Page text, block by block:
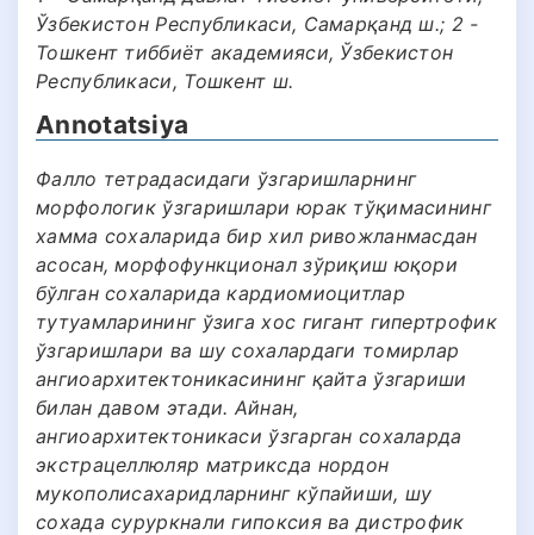
Ўзбекистон Республикаси, Самарқанд ш.; 2 -
Тошкент тиббиёт академияси, Ўзбекистон
Республикаси, Тошкент ш.
Annotatsiya
Фалло тетрадасидаги ўзгаришларнинг
морфологик ўзгаришлари юрак тўқимасининг
хамма сохаларида бир хил ривожланмасдан
асосан, морфофункционал зўриқиш юқори
бўлган сохаларида кардиомиоцитлар
тутуамларининг ўзига хос гигант гипертрофик
ўзгаришлари ва шу сохалардаги томирлар
ангиоархитектоникасининг қайта ўзгариши
билан давом этади. Айнан,
ангиоархитектоникаси ўзгарган сохаларда
экстрацеллюляр матриксда нордон
мукополисахаридларнинг кўпайиши, шу
сохада суруркнали гипоксия ва дистрофик